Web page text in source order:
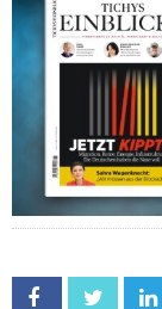
Facebook Twitter